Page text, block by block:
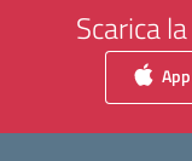
Scarica